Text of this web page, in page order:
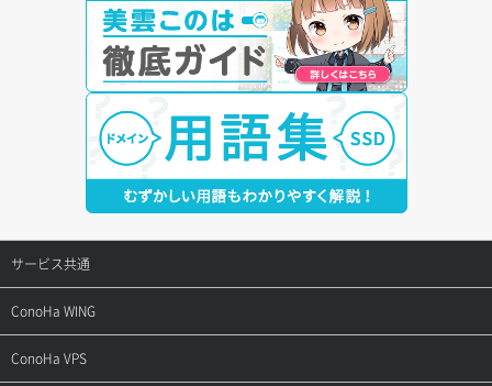
サービス共通
サポートトップ
ご契約・お支払い
ConoHa WING
サポートトップ
ConoHa VPS